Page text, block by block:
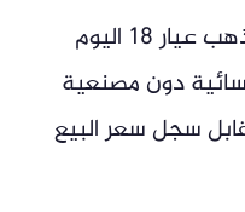
في حين سجل سعر جرام الذهب عيار 18 اليوم
دون مصنعية
سجل سعر البيع